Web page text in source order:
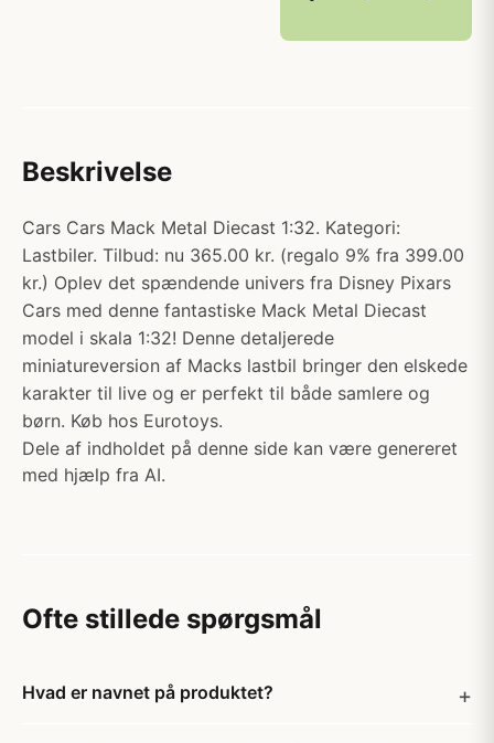
Beskrivelse
Cars Cars Mack Metal Diecast 1:32. Kategori:
Lastbiler. Tilbud: nu 365.00 kr. (regalo 9% fra 399.00
kr.) Oplev det spændende univers fra Disney Pixars
Cars med denne fantastiske Mack Metal Diecast
model i skala 1:32! Denne detaljerede
miniatureversion af Macks lastbil bringer den elskede
karakter til live og er perfekt til både samlere og
børn. Køb hos Eurotoys.
Dele af indholdet på denne side kan være genereret
med hjælp fra AI.
Ofte stillede spørgsmål
Hvad er navnet på produktet?